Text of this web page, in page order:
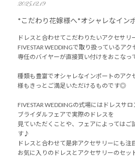
2025.12.19
*こだわり花嫁様へ*オシャレなイン
ドレスと合わせてこだわりたいアクセサリ
FIVESTAR WEDDINGで取り扱っているアク
専任のバイヤーが直接買い付けをおこなっ
種類も豊富でオシャレなインポートのアク
様もきっとご満足いただけるものです◎
FIVESTAR WEDDINGの式場にはドレスサ
ブライダルフェアで実際のドレスを
見ていただくことや、フェアによってはご
す♪
ドレスと合わせて是非アクセサリーにも注
お気に入りのドレスとアクセサリーのセッ